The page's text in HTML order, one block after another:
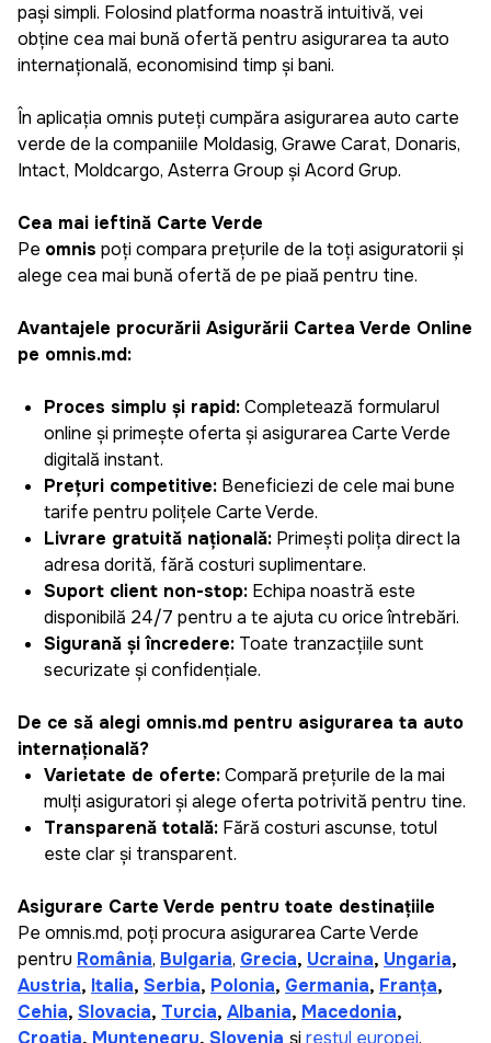
pași simpli. Folosind platforma noastră intuitivă, vei
obține cea mai bună ofertă pentru asigurarea ta auto
internațională, economisind timp și bani.
În aplicația omnis puteți cumpăra asigurarea auto carte
verde de la companiile Moldasig, Grawe Carat, Donaris,
Intact, Moldcargo, Asterra Group și Acord Grup.
Cea mai ieftină Carte Verde
Pe omnis poți compara prețurile de la toți asiguratorii și
alege cea mai bună ofertă de pe piață pentru tine.
Avantajele procurării Asigurării Cartea Verde Online
pe omnis.md:
Proces simplu și rapid:Completează formularul
online și primește oferta și asigurarea Carte Verde
digitală instant.
Prețuri competitive: Beneficiezi de cele mai bune
tarife pentru polițele Carte Verde.
Livrare gratuită națională: Primești polița direct la
adresa dorită, fără costuri suplimentare.
Suport client non-stop: Echipa noastră este
disponibilă 24/7 pentru a te ajuta cu orice întrebări.
Siguranță și încredere: Toate tranzacțiile sunt
securizate și confidențiale.
De ce să alegi omnis.md pentru asigurarea ta auto
internațională?
Varietate de oferte:Compară prețurile de la mai
mulți asiguratori și alege oferta potrivită pentru tine.
Transparență totală: Fără costuri ascunse, totul
este clar și transparent.
Asigurare Carte Verde pentru toate destinațiile
Pe omnis.md, poți procura asigurarea Carte Verde
pentru România, Bulgaria, Grecia, Ucraina, Ungaria,
Austria, Italia, Serbia, Polonia, Germania, Franța,
Cehia, Slovacia, Turcia, Albania, Macedonia,
Croația, Muntenegru, Slovenia șirestul europei.